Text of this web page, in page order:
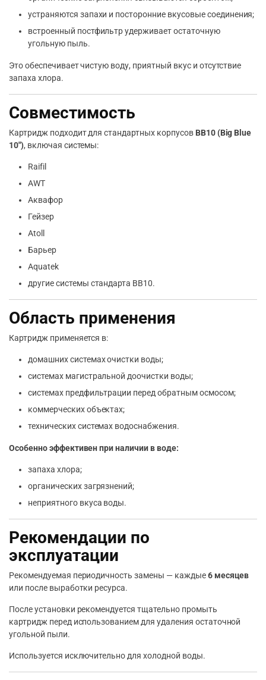
устраняются запахи и посторонние вкусовые соединения;
встроенный постфильтр удерживает остаточную
угольную пыль.
Это обеспечивает чистую воду, приятный вкус и отсутствие
запаха хлора.
Совместимость
Картридж подходит для стандартных корпусов BB10 (Big Blue
10″), включая системы:
Raifil
AWT
Аквафор
Гейзер
Atoll
Барьер
Aquatek
другие системы стандарта BB10.
Область применения
Картридж применяется в:
домашних системах очистки воды;
системах магистральной доочистки воды;
системах предфильтрации перед обратным осмосом;
коммерческих объектах;
технических системах водоснабжения.
Особенно эффективен при наличии в воде:
запаха хлора;
органических загрязнений;
неприятного вкуса воды.
Рекомендации по
эксплуатации
Рекомендуемая периодичность замены — каждые6 месяцев
или после выработки ресурса.
После установки рекомендуется тщательно промыть
картридж перед использованием для удаления остаточной
угольной пыли.
Используется исключительно для холодной воды.